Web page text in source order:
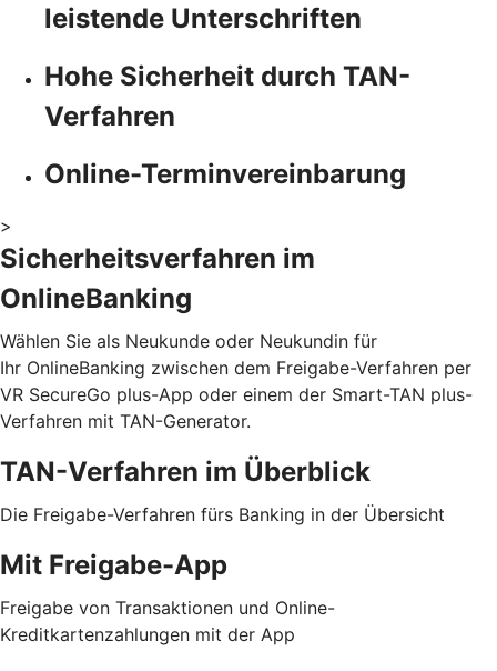
leistende Unterschriften
Hohe Sicherheit durch TAN-
Verfahren
Online-Terminvereinbarung
>
Sicherheitsverfahren im
OnlineBanking
Wählen Sie als Neukunde oder Neukundin für
Ihr OnlineBanking zwischen dem Freigabe-Verfahren per
VR SecureGo plus-App oder einem der Smart-TAN plus-
Verfahren mit TAN-Generator.
TAN-Verfahren im Überblick
Die Freigabe-Verfahren fürs Banking in der Übersicht
Mit Freigabe-App
Freigabe von Transaktionen und Online-
Kreditkartenzahlungen mit der App